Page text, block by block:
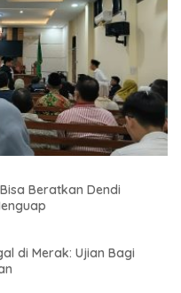
Beratkan Dendi
di Merak: Ujian Bagi